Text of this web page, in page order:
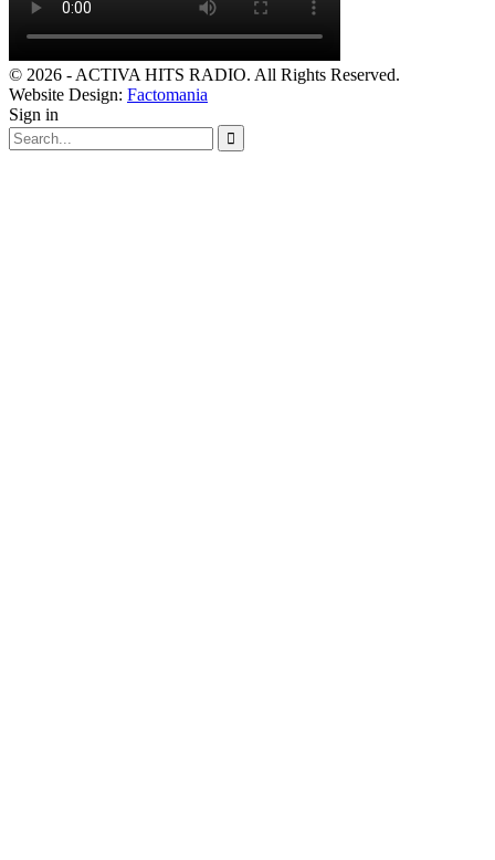
© 2026 - ACTIVA HITS RADIO. All Rights Reserved.
Website Design: Factomania
Sign in